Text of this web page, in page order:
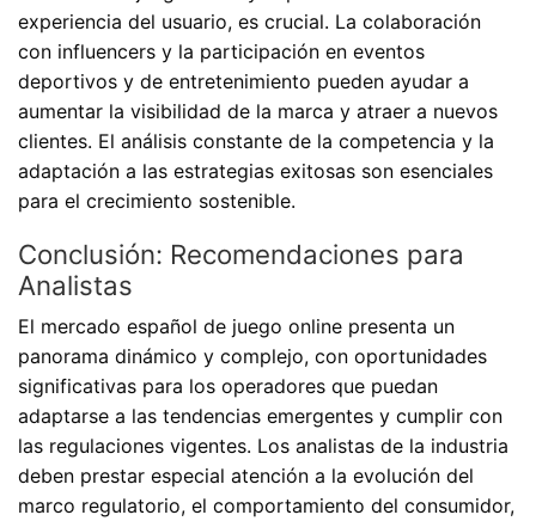
experiencia del usuario, es crucial. La colaboración
con influencers y la participación en eventos
deportivos y de entretenimiento pueden ayudar a
aumentar la visibilidad de la marca y atraer a nuevos
clientes. El análisis constante de la competencia y la
adaptación a las estrategias exitosas son esenciales
para el crecimiento sostenible.
Conclusión: Recomendaciones para
Analistas
El mercado español de juego online presenta un
panorama dinámico y complejo, con oportunidades
significativas para los operadores que puedan
adaptarse a las tendencias emergentes y cumplir con
las regulaciones vigentes. Los analistas de la industria
deben prestar especial atención a la evolución del
marco regulatorio, el comportamiento del consumidor,